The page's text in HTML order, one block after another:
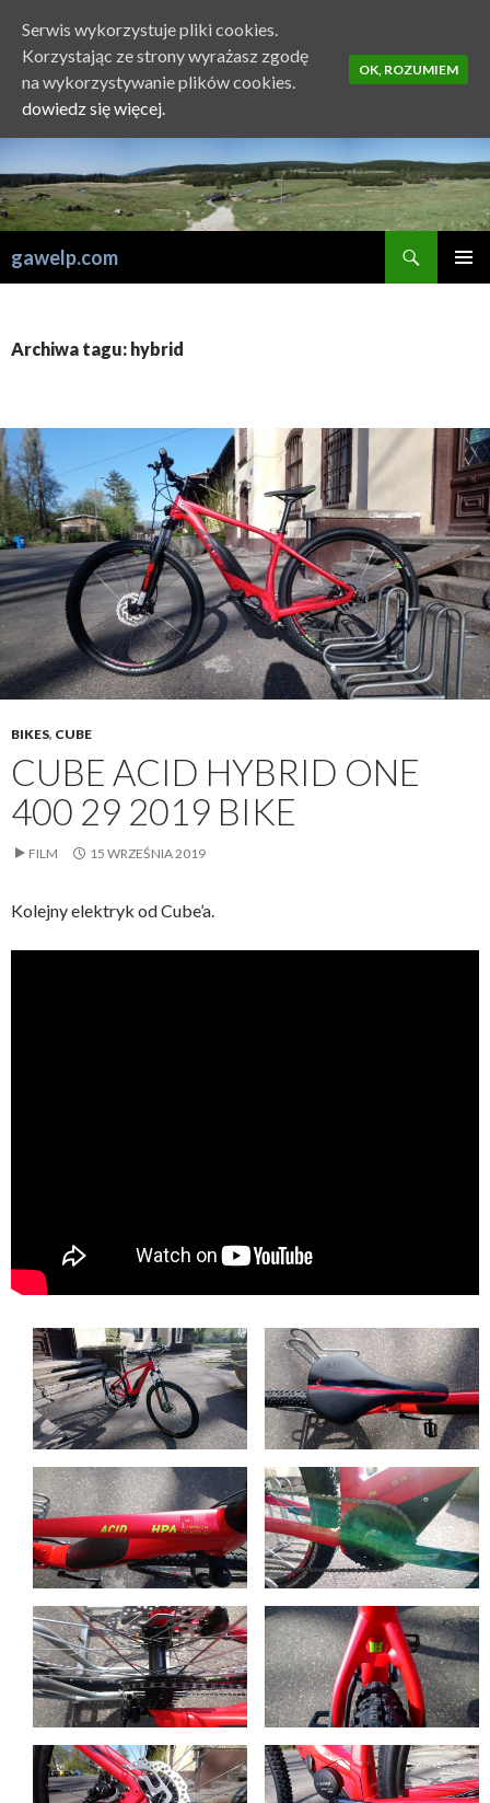
gawelp.com
Archiwa tagu: hybrid
BIKES, CUBE
CUBE ACID HYBRID ONE
400 29 2019 BIKE
FILM 15 WRZEŚNIA 2019
Kolejny elektryk od Cube’a.
Serwis wykorzystuje pliki cookies.
Korzystając ze strony wyrażasz zgodę
na wykorzystywanie plików cookies.
dowiedz się więcej.
OK, ROZUMIEM